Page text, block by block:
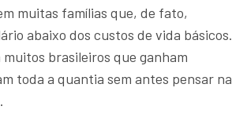
muitas famílias que, de fato,
abaixo dos custos de vida básicos.
muitos brasileiros que ganham
toda a quantia sem antes pensar na
.